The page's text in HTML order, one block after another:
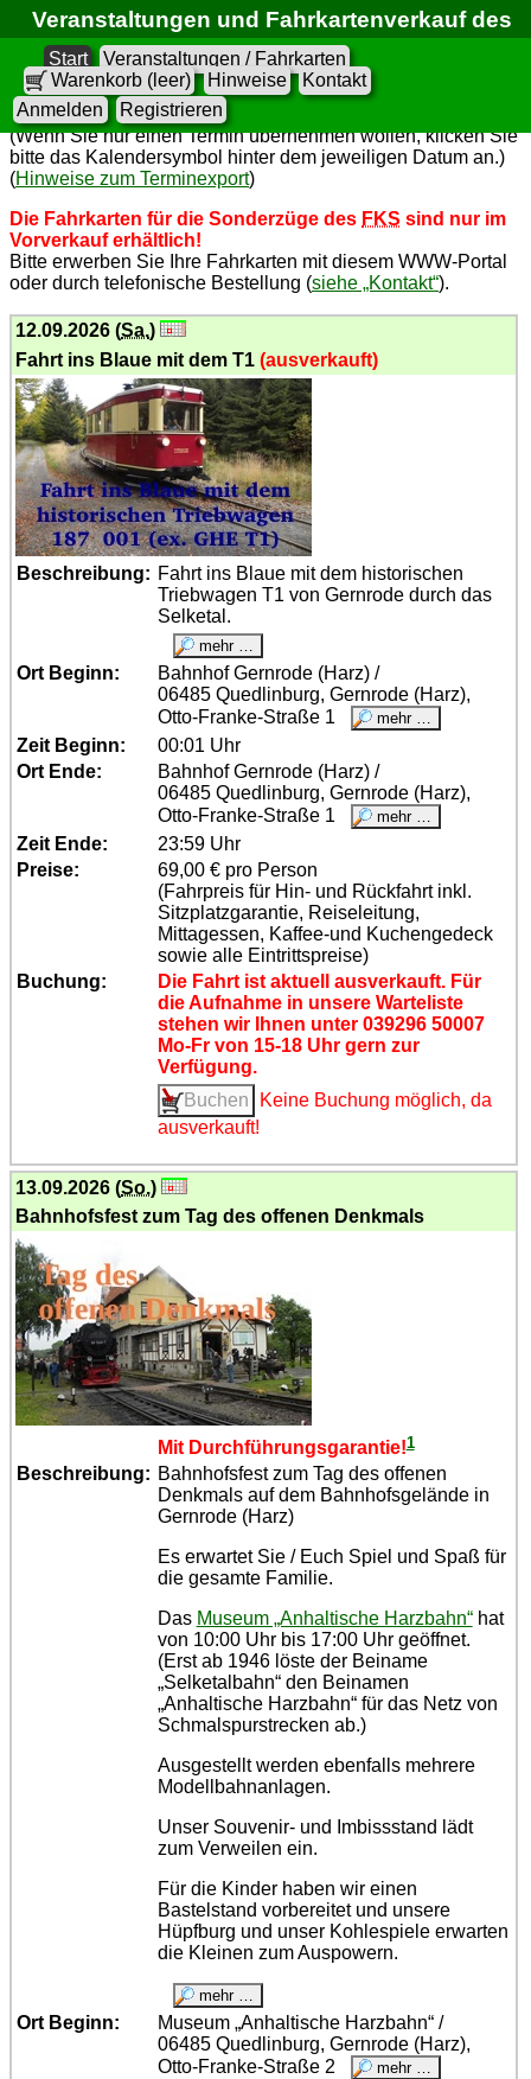
Veranstaltungen und Fahrkartenverkauf des
FKS
Start
Veranstaltungen / Fahrkarten
Warenkorb (leer)
Hinweise
Kontakt
Anmelden
Registrieren
Termine in Kalender übernehmen
(Wenn Sie nur einen Termin übernehmen wollen, klicken Sie
bitte das Kalendersymbol hinter dem jeweiligen Datum an.)
(Hinweise zum Terminexport)
Die Fahrkarten für die Sonderzüge des FKS sind nur im
Vorverkauf erhältlich!
Bitte erwerben Sie Ihre Fahrkarten mit diesem WWW-Portal
oder durch telefonische Bestellung (siehe „Kontakt“).
12.09.2026 (Sa.)
Fahrt ins Blaue mit dem T1(ausverkauft)
Beschreibung: Fahrt ins Blaue mit dem historischen
Triebwagen T1 von Gernrode durch das
Selketal.
Ort Beginn:
Bahnhof Gernrode (Harz) /
06485 Quedlinburg, Gernrode (Harz),
Otto-Franke-Straße 1
Zeit Beginn:
00:01 Uhr
Ort Ende:
Bahnhof Gernrode (Harz) /
06485 Quedlinburg, Gernrode (Harz),
Otto-Franke-Straße 1
Zeit Ende:
23:59 Uhr
Preise:
69,00 € pro Person
(Fahrpreis für Hin- und Rückfahrt inkl.
Sitzplatzgarantie, Reiseleitung,
Mittagessen, Kaffee-und Kuchengedeck
sowie alle Eintrittspreise)
Buchung:
Die Fahrt ist aktuell ausverkauft. Für
die Aufnahme in unsere Warteliste
stehen wir Ihnen unter 039296 50007
Mo-Fr von 15-18 Uhr gern zur
Verfügung.
Keine Buchung möglich, da
ausverkauft!
13.09.2026 (So.)
Bahnhofsfest zum Tag des offenen Denkmals
Mit Durch­füh­rungs­garantie!1
Beschreibung: Bahnhofsfest zum Tag des offenen
Denkmals auf dem Bahnhofsgelände in
Gernrode (Harz)
Es erwartet Sie / Euch Spiel und Spaß für
die gesamte Familie.
Das Museum „Anhaltische Harzbahn“hat
von 10:00 Uhr bis 17:00 Uhr geöffnet.
(Erst ab 1946 löste der Beiname
„Selketalbahn“ den Beinamen
„Anhaltische Harzbahn“ für das Netz von
Schmalspurstrecken ab.)
Ausgestellt werden ebenfalls mehrere
Modellbahnanlagen.
Unser Souvenir- und Imbissstand lädt
zum Verweilen ein.
Für die Kinder haben wir einen
Bastelstand vorbereitet und unsere
Hüpfburg und unser Kohlespiele erwarten
die Kleinen zum Auspowern.
Ort Beginn:
Museum „Anhaltische Harzbahn“ /
06485 Quedlinburg, Gernrode (Harz),
Otto-Franke-Straße 2